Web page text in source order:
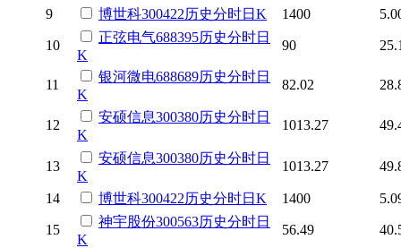
9 博世科300422历史分时日K 1400
10
正弦电气688395历史分时日
K
90
11
银河微电688689历史分时日
K
82.02
12
安硕信息300380历史分时日
K
1013.27
13
安硕信息300380历史分时日
K
1013.27
14 博世科300422历史分时日K 1400
15
神宇股份300563历史分时日
K
56.49